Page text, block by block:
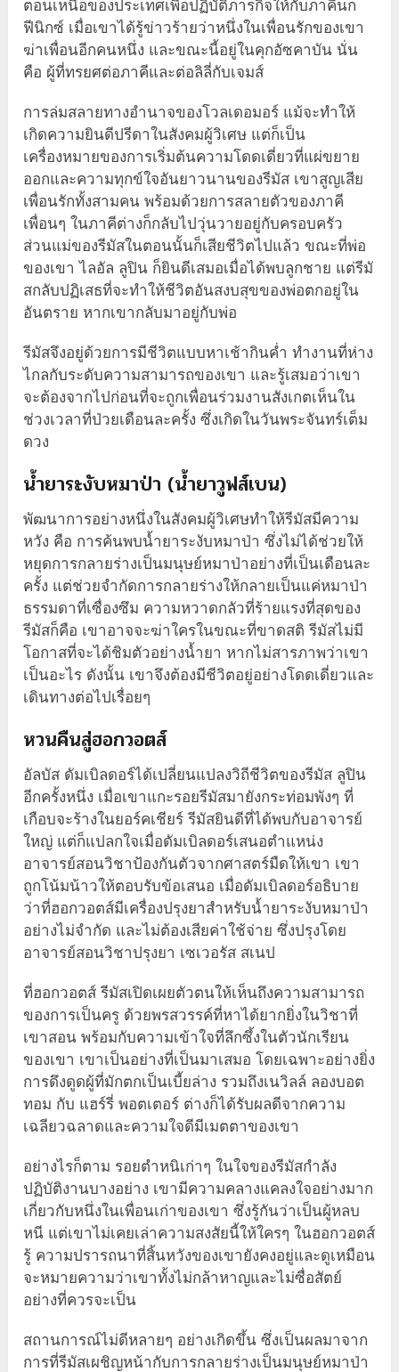
ตอนเหนือของประเทศเพื่อปฏิบัติภารกิจให้กับภาคีนก
ฟีนิกซ์ เมื่อเขาได้รู้ข่าวร้ายว่าหนึ่งในเพื่อนรักของเขา
ฆ่าเพื่อนอีกคนหนึ่ง และขณะนี้อยู่ในคุกอัซคาบัน นั่น
คือ ผู้ที่ทรยศต่อภาคีและต่อลิลี่กับเจมส์
การล่มสลายทางอำนาจของโวลเดอมอร์ แม้จะทำให้
เกิดความยินดีปรีดาในสังคมผู้วิเศษ แต่ก็เป็น
เครื่องหมายของการเริ่มต้นความโดดเดี่ยวที่แผ่ขยาย
ออกและความทุกข์ใจอันยาวนานของรีมัส เขาสูญเสีย
เพื่อนรักทั้งสามคน พร้อมด้วยการสลายตัวของภาคี
เพื่อนๆ ในภาคีต่างก็กลับไปวุ่นวายอยู่กับครอบครัว
ส่วนแม่ของรีมัสในตอนนั้นก็เสียชีวิตไปแล้ว ขณะที่พ่อ
ของเขา ไลอัล ลูปิน ก็ยินดีเสมอเมื่อได้พบลูกชาย แต่รีมั
สกลับปฏิเสธที่จะทำให้ชีวิตอันสงบสุขของพ่อตกอยู่ใน
อันตราย หากเขากลับมาอยู่กับพ่อ
รีมัสจึงอยู่ด้วยการมีชีวิตแบบหาเช้ากินค่ำ ทำงานที่ห่าง
ไกลกับระดับความสามารถของเขา และรู้เสมอว่าเขา
จะต้องจากไปก่อนที่จะถูกเพื่อนร่วมงานสังเกตเห็นใน
ช่วงเวลาที่ป่วยเดือนละครั้ง ซึ่งเกิดในวันพระจันทร์เต็ม
ดวง
น้ำยาระงับหมาป่า (น้ำยาวูฟส์เบน)
พัฒนาการอย่างหนึ่งในสังคมผู้วิเศษทำให้รีมัสมีความ
หวัง คือ การค้นพบน้ำยาระงับหมาป่า ซึ่งไม่ได้ช่วยให้
หยุดการกลายร่างเป็นมนุษย์หมาป่าอย่างที่เป็นเดือนละ
ครั้ง แต่ช่วยจำกัดการกลายร่างให้กลายเป็นแค่หมาป่า
ธรรมดาที่เซื่องซึม ความหวาดกลัวที่ร้ายแรงที่สุดของ
รีมัสก็คือ เขาอาจจะฆ่าใครในขณะที่ขาดสติ รีมัสไม่มี
โอกาสที่จะได้ชิมตัวอย่างน้ำยา หากไม่สารภาพว่าเขา
เป็นอะไร ดังนั้น เขาจึงต้องมีชีวิตอยู่อย่างโดดเดี่ยวและ
เดินทางต่อไปเรื่อยๆ
หวนคืนสู่ฮอกวอตส์
อัลบัส ดัมเบิลดอร์ได้เปลี่ยนแปลงวิถีชีวิตของรีมัส ลูปิน
อีกครั้งหนึ่ง เมื่อเขาแกะรอยรีมัสมายังกระท่อมพังๆ ที่
เกือบจะร้างในยอร์คเชียร์ รีมัสยินดีที่ได้พบกับอาจารย์
ใหญ่ แต่ก็แปลกใจเมื่อดัมเบิลดอร์เสนอตำแหน่ง
อาจารย์สอนวิชาป้องกันตัวจากศาสตร์มืดให้เขา เขา
ถูกโน้มน้าวให้ตอบรับข้อเสนอ เมื่อดัมเบิลดอร์อธิบาย
ว่าที่ฮอกวอตส์มีเครื่องปรุงยาสำหรับน้ำยาระงับหมาป่า
อย่างไม่จำกัด และไม่ต้องเสียค่าใช้จ่าย ซึ่งปรุงโดย
อาจารย์สอนวิชาปรุงยา เซเวอรัส สเนป
ที่ฮอกวอตส์ รีมัสเปิดเผยตัวตนให้เห็นถึงความสามารถ
ของการเป็นครู ด้วยพรสวรรค์ที่หาได้ยากยิ่งในวิชาที่
เขาสอน พร้อมกับความเข้าใจที่ลึกซึ้งในตัวนักเรียน
ของเขา เขาเป็นอย่างที่เป็นมาเสมอ โดยเฉพาะอย่างยิ่ง
การดึงดูดผู้ที่มักตกเป็นเบี้ยล่าง รวมถึงเนวิลล์ ลองบอต
ทอม กับ แฮร์รี่ พอตเตอร์ ต่างก็ได้รับผลดีจากความ
เฉลียวฉลาดและความใจดีมีเมตตาของเขา
อย่างไรก็ตาม รอยตำหนิเก่าๆ ในใจของรีมัสกำลัง
ปฏิบัติงานบางอย่าง เขามีความคลางแคลงใจอย่างมาก
เกี่ยวกับหนึ่งในเพื่อนเก่าของเขา ซึ่งรู้กันว่าเป็นผู้หลบ
หนี แต่เขาไม่เคยเล่าความสงสัยนี้ให้ใครๆ ในฮอกวอตส์
รู้ ความปรารถนาที่สิ้นหวังของเขายังคงอยู่และดูเหมือน
จะหมายความว่าเขาทั้งไม่กล้าหาญและไม่ซื่อสัตย์
อย่างที่ควรจะเป็น
สถานการณ์ไม่ดีหลายๆ อย่างเกิดขึ้น ซึ่งเป็นผลมาจาก
การที่รีมัสเผชิญหน้ากับการกลายร่างเป็นมนุษย์หมาป่า